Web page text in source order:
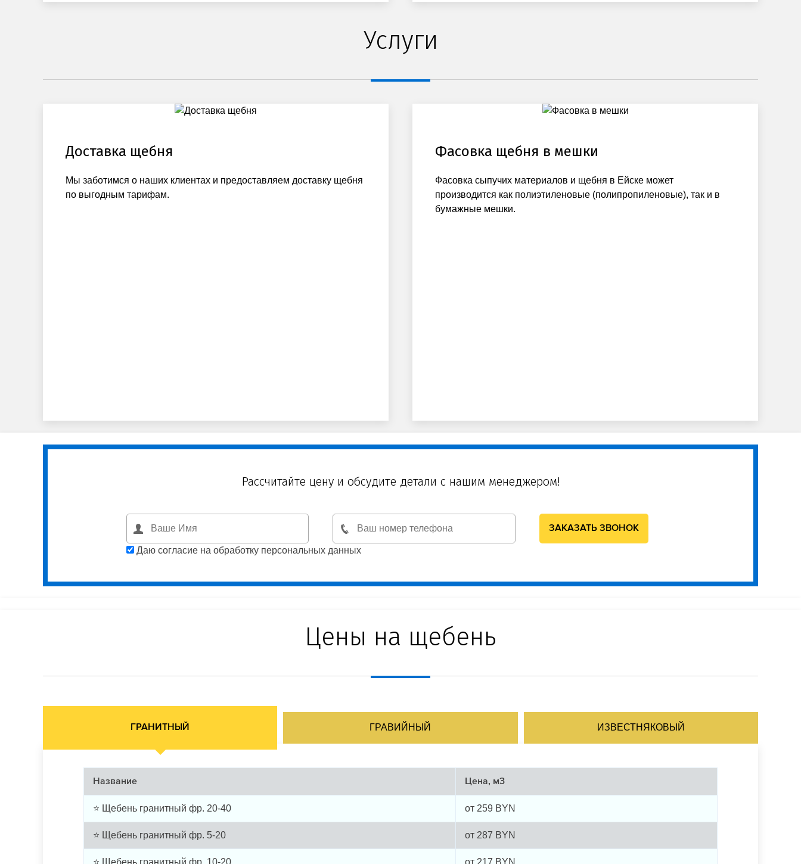
Услуги
Доставка щебня
Мы заботимся о наших клиентах и предоставляем доставку щебня
по выгодным тарифам.
Фасовка щебня в мешки
Фасовка сыпучих материалов и щебня в Ейске может
производится как полиэтиленовые (полипропиленовые), так и в
бумажные мешки.
Рассчитайте цену и обсудите детали с нашим менеджером!
Даю согласие на обработку персональных данных
Цены на щебень
ГРАНИТНЫЙ ГРАВИЙНЫЙ ИЗВЕСТНЯКОВЫЙ
Название Цена, м3
⭐ Щебень гранитный фр. 20-40 от 259 BYN
⭐ Щебень гранитный фр. 5-20 от 287 BYN